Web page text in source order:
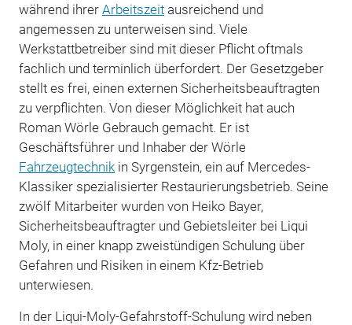
während ihrer Arbeitszeitausreichend und
angemessen zu unterweisen sind. Viele
Werkstattbetreiber sind mit dieser Pflicht oftmals
fachlich und terminlich überfordert. Der Gesetzgeber
stellt es frei, einen externen Sicherheitsbeauftragten
zu verpflichten. Von dieser Möglichkeit hat auch
Roman Wörle Gebrauch gemacht. Er ist
Geschäftsführer und Inhaber der Wörle
Fahrzeugtechnikin Syrgenstein, ein auf Mercedes-
Klassiker spezialisierter Restaurierungsbetrieb. Seine
zwölf Mitarbeiter wurden von Heiko Bayer,
Sicherheitsbeauftragter und Gebietsleiter bei Liqui
Moly, in einer knapp zweistündigen Schulung über
Gefahren und Risiken in einem Kfz-Betrieb
unterwiesen.
In der Liqui-Moly-Gefahrstoff-Schulung wird neben